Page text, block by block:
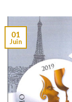
01
Juin